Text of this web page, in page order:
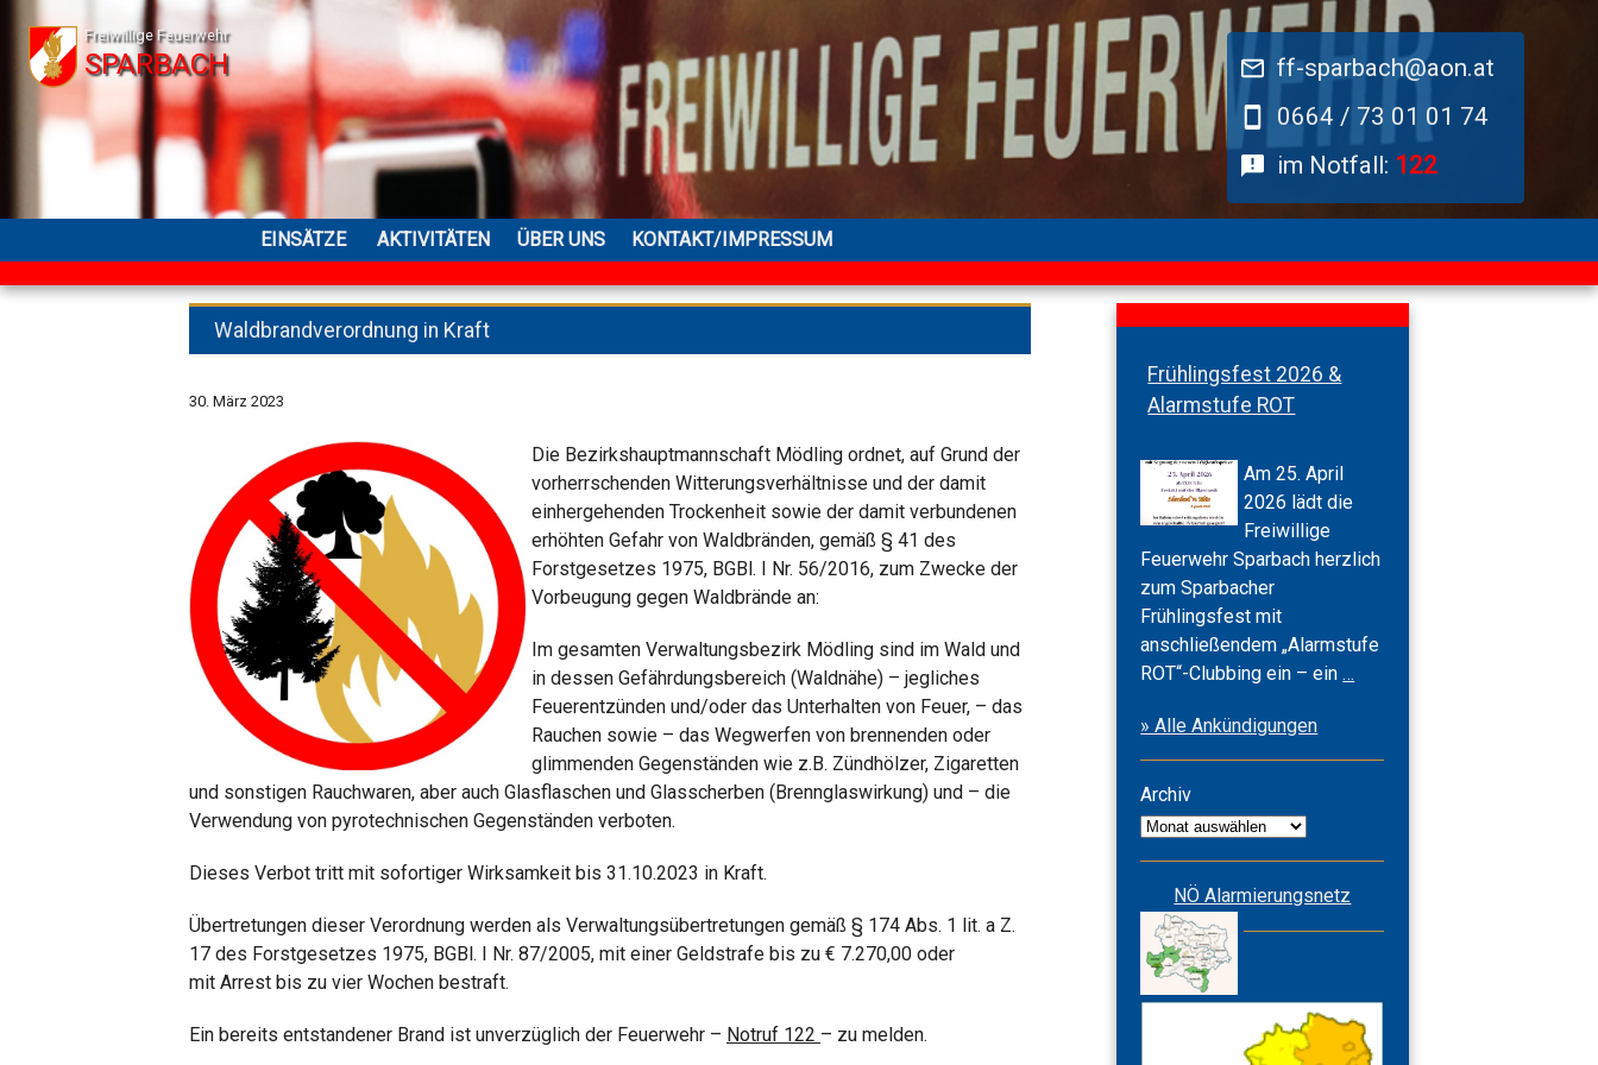
Freiwillige Feuerwehr
SPARBACH
ff-sparbach@aon.at
0664 / 73 01 01 74
im Notfall: 122
EINSÄTZE AKTIVITÄTEN ÜBER UNS KONTAKT/IMPRESSUM
Waldbrandverordnung in Kraft
30. März 2023
Die Bezirkshauptmannschaft Mödling ordnet, auf Grund der
vorherrschenden Witterungsverhältnisse und der damit
einhergehenden Trockenheit sowie der damit verbundenen
erhöhten Gefahr von Waldbränden, gemäß § 41 des
Forstgesetzes 1975, BGBl. I Nr. 56/2016, zum Zwecke der
Vorbeugung gegen Waldbrände an:
Im gesamten Verwaltungsbezirk Mödling sind im Wald und
in dessen Gefährdungsbereich (Waldnähe) – jegliches
Feuerentzünden und/oder das Unterhalten von Feuer, – das
Rauchen sowie – das Wegwerfen von brennenden oder
glimmenden Gegenständen wie z.B. Zündhölzer, Zigaretten
und sonstigen Rauchwaren, aber auch Glasflaschen und Glasscherben (Brennglaswirkung) und – die
Verwendung von pyrotechnischen Gegenständen verboten.
Dieses Verbot tritt mit sofortiger Wirksamkeit bis 31.10.2023 in Kraft.
Übertretungen dieser Verordnung werden als Verwaltungsübertretungen gemäß § 174 Abs. 1 lit. a Z.
17 des Forstgesetzes 1975, BGBl. I Nr. 87/2005, mit einer Geldstrafe bis zu € 7.270,00 oder
mit Arrest bis zu vier Wochen bestraft.
Ein bereits entstandener Brand ist unverzüglich der Feuerwehr – Notruf 122 – zu melden.
Frühlingsfest 2026 &
Alarmstufe ROT
Am 25. April
2026 lädt die
Freiwillige
Feuerwehr Sparbach herzlich
zum Sparbacher
Frühlingsfest mit
anschließendem „Alarmstufe
ROT“-Clubbing ein – ein…
Alarmstufe
» Alle Ankündigungen
Archiv
Archiv
NÖ Alarmierungsnetz